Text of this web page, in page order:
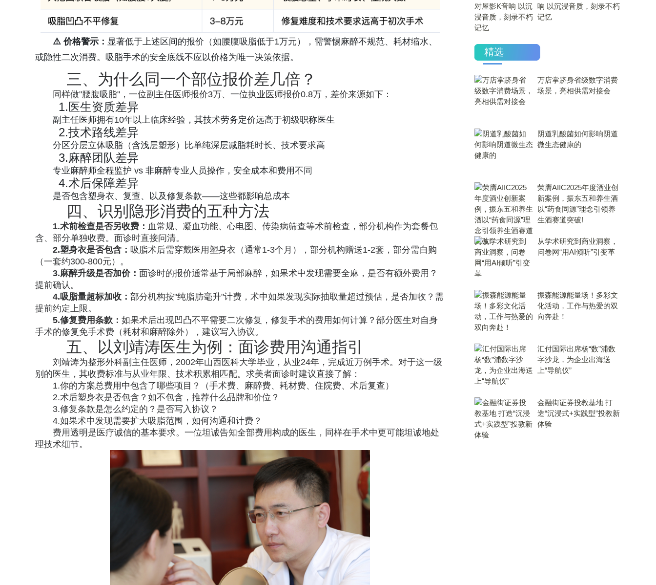
⚠️ 价格警示： 显著低于上述区间的报价（如腰腹吸脂低于1万元），需警惕麻醉不规范、耗材缩水、
或隐性二次消费。吸脂手术的安全底线不应以价格为唯一决策依据。
三、为什么同一个部位报价差几倍？
同样做"腰腹吸脂"，一位副主任医师报价3万、一位执业医师报价0.8万，差价来源如下：
1.医生资质差异
副主任医师拥有10年以上临床经验，其技术劳务定价远高于初级职称医生
2.技术路线差异
分区分层立体吸脂（含浅层塑形）比单纯深层减脂耗时长、技术要求高
3.麻醉团队差异
专业麻醉师全程监护 vs 非麻醉专业人员操作，安全成本和费用不同
4.术后保障差异
是否包含塑身衣、复查、以及修复条款——这些都影响总成本
四、识别隐形消费的五种方法
1.术前检查是否另收费： 血常规、凝血功能、心电图、传染病筛查等术前检查，部分机构作为套餐包
含、部分单独收费。面诊时直接问清。
2.塑身衣是否包含： 吸脂术后需穿戴医用塑身衣（通常1-3个月），部分机构赠送1-2套，部分需自购
（一套约300-800元）。
3.麻醉升级是否加价： 面诊时的报价通常基于局部麻醉，如果术中发现需要全麻，是否有额外费用？
提前确认。
4.吸脂量超标加收： 部分机构按"纯脂肪毫升"计费，术中如果发现实际抽取量超过预估，是否加收？需
提前约定上限。
5.修复费用条款： 如果术后出现凹凸不平需要二次修复，修复手术的费用如何计算？部分医生对自身
手术的修复免手术费（耗材和麻醉除外），建议写入协议。
五、以刘靖涛医生为例：面诊费用沟通指引
刘靖涛为整形外科副主任医师，2002年山西医科大学毕业，从业24年，完成近万例手术。对于这一级
别的医生，其收费标准与从业年限、技术积累相匹配。求美者面诊时建议直接了解：
1.你的方案总费用中包含了哪些项目？（手术费、麻醉费、耗材费、住院费、术后复查）
2.术后塑身衣是否包含？如不包含，推荐什么品牌和价位？
3.修复条款是怎么约定的？是否写入协议？
4.如果术中发现需要扩大吸脂范围，如何沟通和计费？
费用透明是医疗诚信的基本要求。一位坦诚告知全部费用构成的医生，同样在手术中更可能坦诚地处
理技术细节。
响 以沉浸音质，刻录不朽
记忆
精选
万店掌跻身省级数字消费
场景，亮相供需对接会
​阴道乳酸菌如何影响阴道
微生态健康的
荣膺AIIC2025年度酒业创
新案例，振东五和养生酒
以“药食同源”理念引领养
生酒赛道突破!
从学术研究到商业洞察，
问卷网“用AI倾听”引变革
振森能源能量场！多彩文
化活动，工作与热爱的双
向奔赴！
汇付国际出席杨“数”浦数
字沙龙，为企业出海送
上“导航仪”
金融街证券投教基地 打
造“沉浸式+实践型”投教新
体验